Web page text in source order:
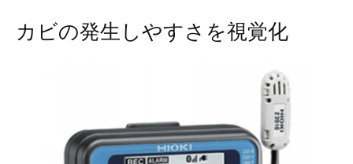
カビの発生しやすさを視覚化